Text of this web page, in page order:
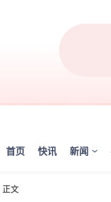
首页 快讯 新闻
正文